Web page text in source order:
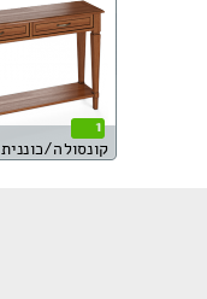
1
קונסולה/כוננית